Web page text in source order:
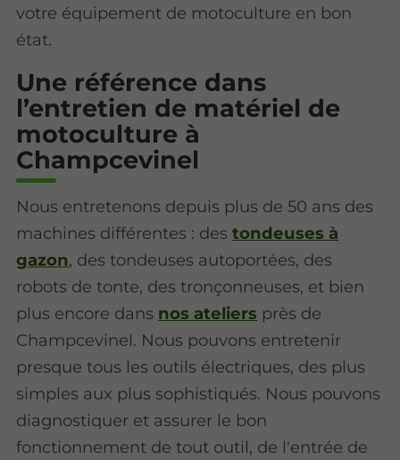
votre équipement de motoculture en bon
état.
Une référence dans
l’entretien de matériel de
motoculture à
Champcevinel
Nous entretenons depuis plus de 50 ans des
machines différentes : destondeuses à
gazon, des tondeuses autoportées, des
robots de tonte, des tronçonneuses, et bien
plus encore dans nos ateliers près de
Champcevinel. Nous pouvons entretenir
presque tous les outils électriques, des plus
simples aux plus sophistiqués. Nous pouvons
diagnostiquer et assurer le bon
fonctionnement de tout outil, de l'entrée de